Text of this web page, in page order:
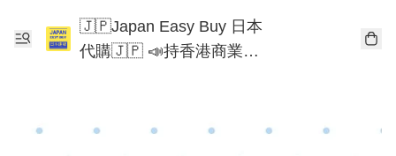
🇯🇵Japan Easy Buy 日本
代購🇯🇵 📣持香港商業登